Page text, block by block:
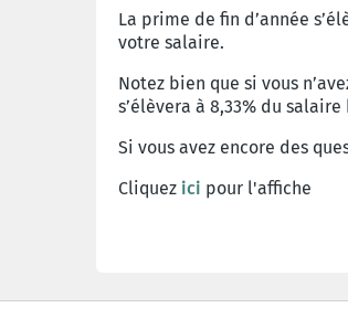
La prime de fin d’année
votre salaire.
Notez bien que si vous
s’élèvera à 8,33% du
Si vous avez encore des
Cliquez ici pour l'affiche